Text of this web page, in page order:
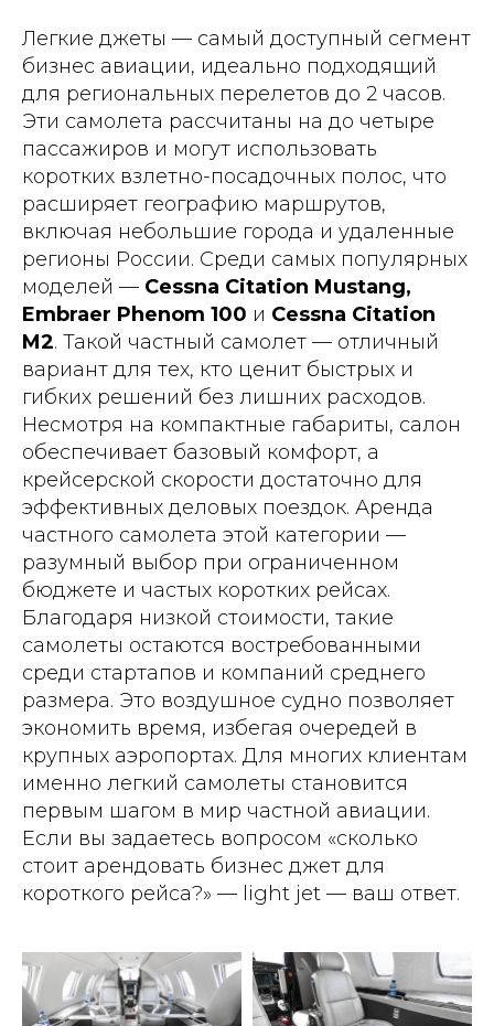
Легкие джеты — самый доступный сегмент
бизнес авиации, идеально подходящий
для региональных перелетов до 2 часов.
Эти самолета рассчитаны на до четыре
пассажиров и могут использовать
коротких взлетно-посадочных полос, что
расширяет географию маршрутов,
включая небольшие города и удаленные
регионы России. Среди самых популярных
моделей — Cessna Citation Mustang,
Embraer Phenom 100 и Cessna Citation
M2. Такой частный самолет — отличный
вариант для тех, кто ценит быстрых и
гибких решений без лишних расходов.
Несмотря на компактные габариты, салон
обеспечивает базовый комфорт, а
крейсерской скорости достаточно для
эффективных деловых поездок. Аренда
частного самолета этой категории —
разумный выбор при ограниченном
бюджете и частых коротких рейсах.
Благодаря низкой стоимости, такие
самолеты остаются востребованными
среди стартапов и компаний среднего
размера. Это воздушное судно позволяет
экономить время, избегая очередей в
крупных аэропортах. Для многих клиентам
именно легкий самолеты становится
первым шагом в мир частной авиации.
Если вы задаетесь вопросом «сколько
стоит арендовать бизнес джет для
короткого рейса?» — light jet — ваш ответ.